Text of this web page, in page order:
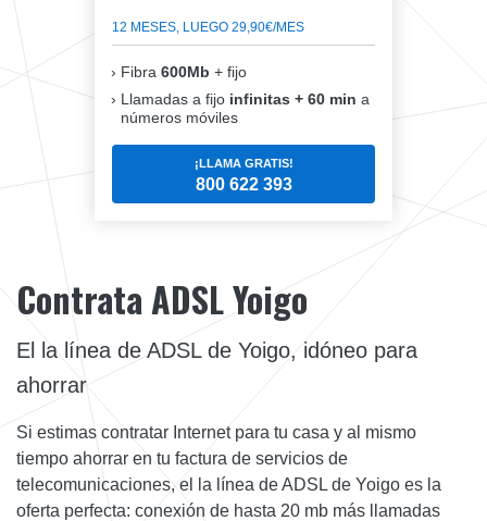
12 MESES, LUEGO 29,90€/MES
Fibra 600Mb + fijo
Llamadas a fijo infinitas + 60 min a
números móviles
¡LLAMA GRATIS!
800 622 393
Contrata ADSL Yoigo
El la línea de ADSL de Yoigo, idóneo para
ahorrar
Si estimas contratar Internet para tu casa y al mismo
tiempo ahorrar en tu factura de servicios de
telecomunicaciones, el la línea de ADSL de Yoigo es la
oferta perfecta: conexión de hasta 20 mb más llamadas